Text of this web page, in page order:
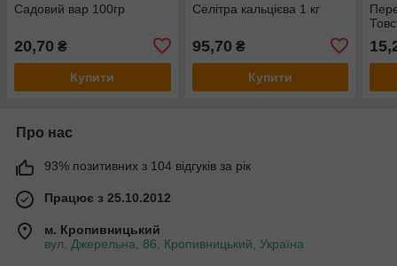
Садовий вар 100гр
20,70 ₴
Купити
Селітра кальцієва 1 кг
95,70 ₴
Купити
Про нас
93% позитивних з 104 відгуків за рік
Працює з 25.10.2012
м. Кропивницький
вул. Джерельна, 86, Кропивницький, Україна